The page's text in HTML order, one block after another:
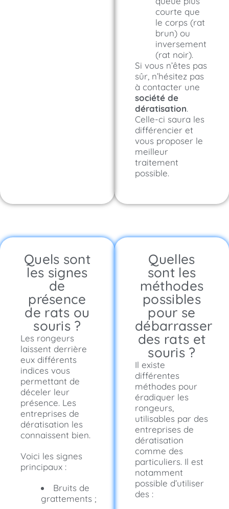
courte que
le corps (rat
brun) ou
inversement
(rat noir).
Si vous n’êtes pas
sûr, n’hésitez pas
à contacter une
société de
dératisation.
Celle-ci saura les
différencier et
vous proposer le
meilleur
traitement
possible.
Quels sont
les signes
de
présence
de rats ou
souris ?
Les rongeurs
laissent derrière
eux différents
indices vous
permettant de
déceler leur
présence. Les
entreprises de
dératisation les
connaissent bien.
Voici les signes
principaux :
Bruits de
grattements ;
Quelles
sont les
méthodes
possibles
pour se
débarrasser
des rats et
souris ?
Il existe
différentes
méthodes pour
éradiquer les
rongeurs,
utilisables par des
entreprises de
dératisation
comme des
particuliers. Il est
notamment
possible d’utiliser
des :